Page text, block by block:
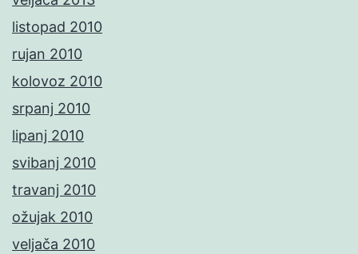
listopad 2010
rujan 2010
kolovoz 2010
srpanj 2010
lipanj 2010
svibanj 2010
travanj 2010
ožujak 2010
veljača 2010